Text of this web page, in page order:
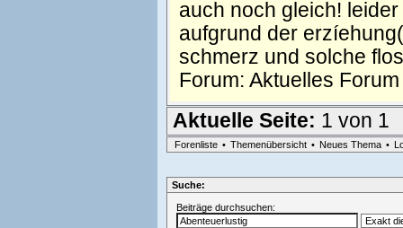
auch noch gleich!
aufgrund der
schmerz und solche
Forum: Aktuelles Forum
Aktuelle Seite: 1 von 1
Forenliste • Themenübersicht • Neues Thema •
Suche:
Beiträge durchsuchen: